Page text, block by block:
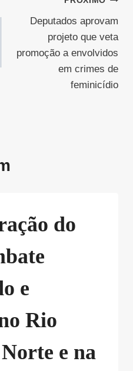
Deputados aprovam
projeto que veta
promoção a envolvidos
em crimes de
feminicídio
do
e
Rio
e na